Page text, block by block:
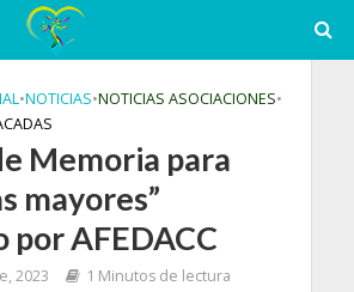
•NOTICIAS•NOTICIAS ASOCIACIONES•
Memoria para
mayores”
AFEDACC
2023 1 Minutos de lectura